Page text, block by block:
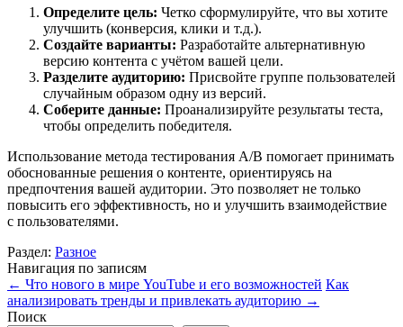
Определите цель: Четко сформулируйте, что вы хотите
улучшить (конверсия, клики и т.д.).
Создайте варианты: Разработайте альтернативную
версию контента с учётом вашей цели.
Разделите аудиторию: Присвойте группе пользователей
случайным образом одну из версий.
Соберите данные: Проанализируйте результаты теста,
чтобы определить победителя.
Использование метода тестирования A/B помогает принимать
обоснованные решения о контенте, ориентируясь на
предпочтения вашей аудитории. Это позволяет не только
повысить его эффективность, но и улучшить взаимодействие
с пользователями.
Раздел: Разное
Навигация по записям
← Что нового в мире YouTube и его возможностей Как
анализировать тренды и привлекать аудиторию →
Поиск